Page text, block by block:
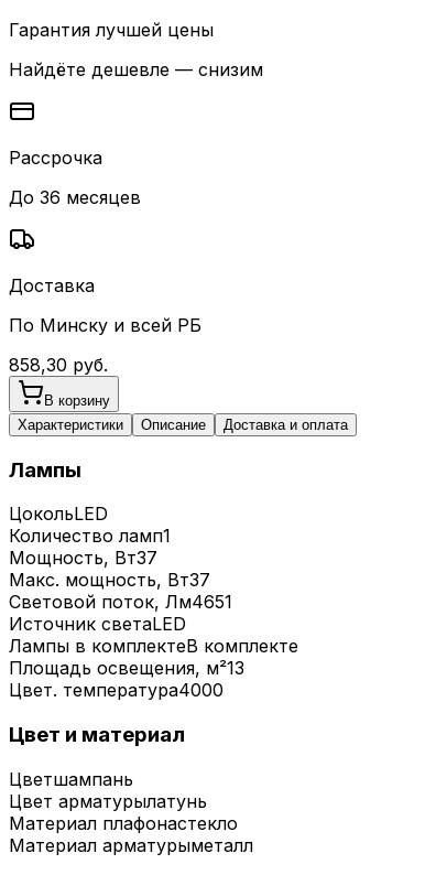
Гарантия лучшей цены
Найдёте дешевле — снизим
Рассрочка
До 36 месяцев
Доставка
По Минску и всей РБ
858,30 руб.
В корзину
Характеристики
Описание Доставка и оплата
Лампы
ЦокольLED
Количество ламп1
Мощность, Вт37
Макс. мощность, Вт37
Световой поток, Лм4651
Источник светаLED
Лампы в комплектеВ комплекте
Площадь освещения, м²13
Цвет. температура4000
Цвет и материал
Цветшампань
Цвет арматурылатунь
Материал плафонастекло
Материал арматурыметалл